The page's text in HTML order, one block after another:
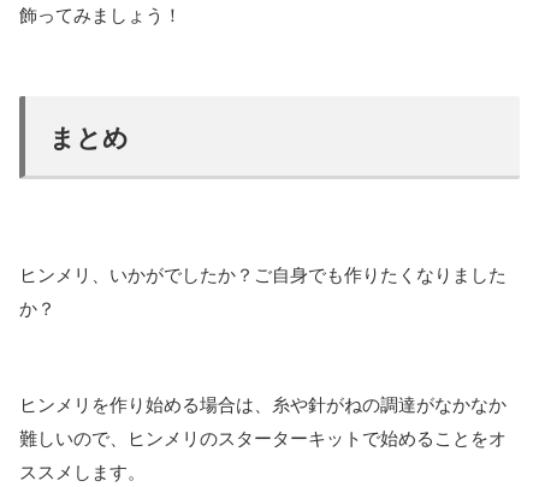
飾ってみましょう！
まとめ
ヒンメリ、いかがでしたか？ご自身でも作りたくなりました
か？
ヒンメリを作り始める場合は、糸や針がねの調達がなかなか
難しいので、ヒンメリのスターターキットで始めることをオ
ススメします。